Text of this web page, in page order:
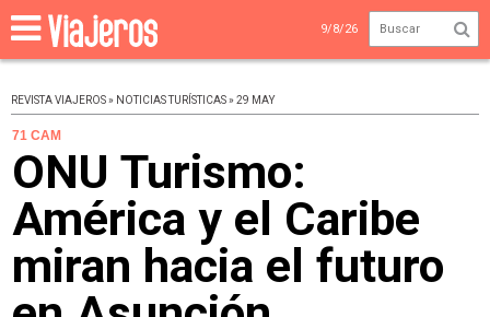
9/8/26
REVISTA VIAJEROS » NOTICIAS TURÍSTICAS » 29 MAY
71 CAM
ONU Turismo:
América y el Caribe
miran hacia el futuro